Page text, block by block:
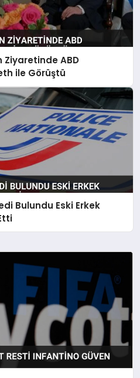
ABD
ile Görüştü
Bulundu Eski Erkek